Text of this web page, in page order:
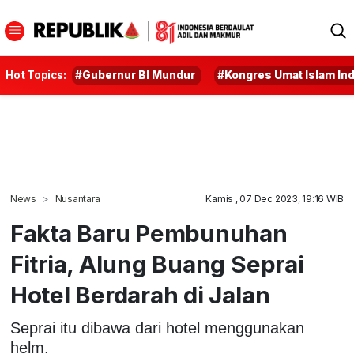
Hot Topics: #Gubernur BI Mundur #Kongres Umat Islam
News Nusantara Kamis , 07 Dec 2023, 19:16 WIB
Fakta Baru Pembunuhan
Fitria, Alung Buang Seprai
Hotel Berdarah di Jalan
Seprai itu dibawa dari hotel menggunakan
helm.